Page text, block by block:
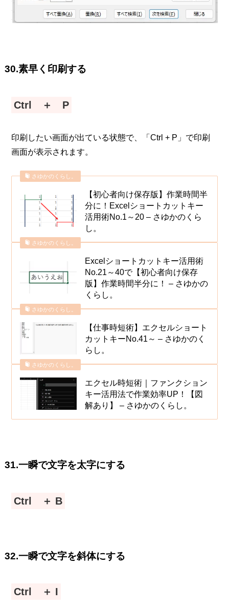
30.素早く印刷する
Ctrl ＋ P
印刷したい画面が出ている状態で、「Ctrl + P」で印刷
画面が表示されます。
さゆかのくらし。
【初心者向け保存版】作業時間半
分に！Excelショートカットキー
活用術No.1～20 – さゆかのくら
し。
さゆかのくらし。
Excelショートカットキー活用術
No.21～40で【初心者向け保存
版】作業時間半分に！ – さゆかの
くらし。
さゆかのくらし。
【仕事時短術】エクセルショート
カットキーNo.41～ – さゆかのく
らし。
さゆかのくらし。
エクセル時短術｜ファンクション
キー活用法で作業効率UP！【図
解あり】 – さゆかのくらし。
31.一瞬で文字を太字にする
Ctrl ＋ B
32.一瞬で文字を斜体にする
Ctrl ＋ I